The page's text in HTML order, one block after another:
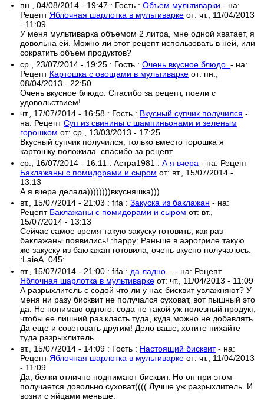
пн., 04/08/2014 - 19:47 : Гость : Объем мультиварки - на:
Рецепт Яблочная шарлотка в мультиварке от: чт., 11/04/2013
- 11:09
У меня мультиварка объемом 2 литра, мне одной хватает, я
довольна ей. Можно ли этот рецепт использовать в ней, или
сократить объем продуктов?
ср., 23/07/2014 - 19:25 : Гость : Очень вкусное блюдо. - на:
Рецепт Картошка с овощами в мультиварке от: пн.,
08/04/2013 - 22:50
Очень вкусное блюдо. Спасибо за рецепт, поели с
удовольствием!
чт., 17/07/2014 - 16:58 : Гость : Вкусный супчик получился -
на: Рецепт Суп из свинины с шампиньонами и зеленым
горошком от: ср., 13/03/2013 - 17:25
Вкусный супчик получился, только вместо горошка я
картошку положила. спасибо за рецепт.
ср., 16/07/2014 - 16:11 : Астра1981 : А я вчера - на: Рецепт
Баклажаны с помидорами и сыром от: вт., 15/07/2014 -
13:13
А я вчера делала))))))))вкусняшка)))
вт., 15/07/2014 - 21:03 : fifa : Закуска из баклажан - на:
Рецепт Баклажаны с помидорами и сыром от: вт.,
15/07/2014 - 13:13
Сейчас самое время такую закуску готовить, как раз
баклажаны появились! :happy: Раньше в аэрогриле такую
же закуску из баклажан готовила, очень вкусно получалось.
:LaieA_045:
вт., 15/07/2014 - 21:00 : fifa : да ладно... - на: Рецепт
Яблочная шарлотка в мультиварке от: чт., 11/04/2013 - 11:09
А разрыхлитель с содой что ли у нас бисквит увлажняют? У
меня ни разу бисквит не получался суховат, вот пышный это
да. Не понимаю одного: сода не такой уж полезный продукт,
чтобы ее лишний раз класть туда, куда можно не добавлять.
Да еще и советовать другим! Дело ваше, хотите пихайте
туда разрыхлитель.
вт., 15/07/2014 - 14:09 : Гость : Настоящий бисквит - на:
Рецепт Яблочная шарлотка в мультиварке от: чт., 11/04/2013
- 11:09
Да, белки отлично поднимают бисквит. Но он при этом
получается довольно суховат(((( Лучше уж разрыхлитель. И
возни с яйцами меньше.